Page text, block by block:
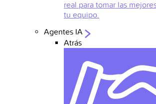
real para tomar las
tu equipo.
Agentes IA
Atrás